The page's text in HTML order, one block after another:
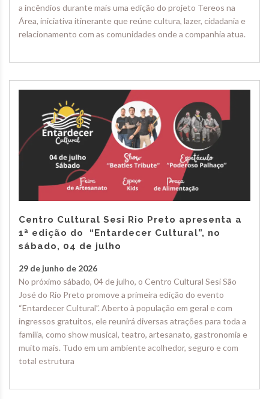
a incêndios durante mais uma edição do projeto Tereos na
Área, iniciativa itinerante que reúne cultura, lazer, cidadania e
relacionamento com as comunidades onde a companhia atua.
Centro Cultural Sesi Rio Preto apresenta a
1ª edição do “Entardecer Cultural”, no
sábado, 04 de julho
29 de junho de 2026
No próximo sábado, 04 de julho, o Centro Cultural Sesi São
José do Rio Preto promove a primeira edição do evento
“Entardecer Cultural”. Aberto à população em geral e com
ingressos gratuitos, ele reunirá diversas atrações para toda a
família, como show musical, teatro, artesanato, gastronomia e
muito mais. Tudo em um ambiente acolhedor, seguro e com
total estrutura